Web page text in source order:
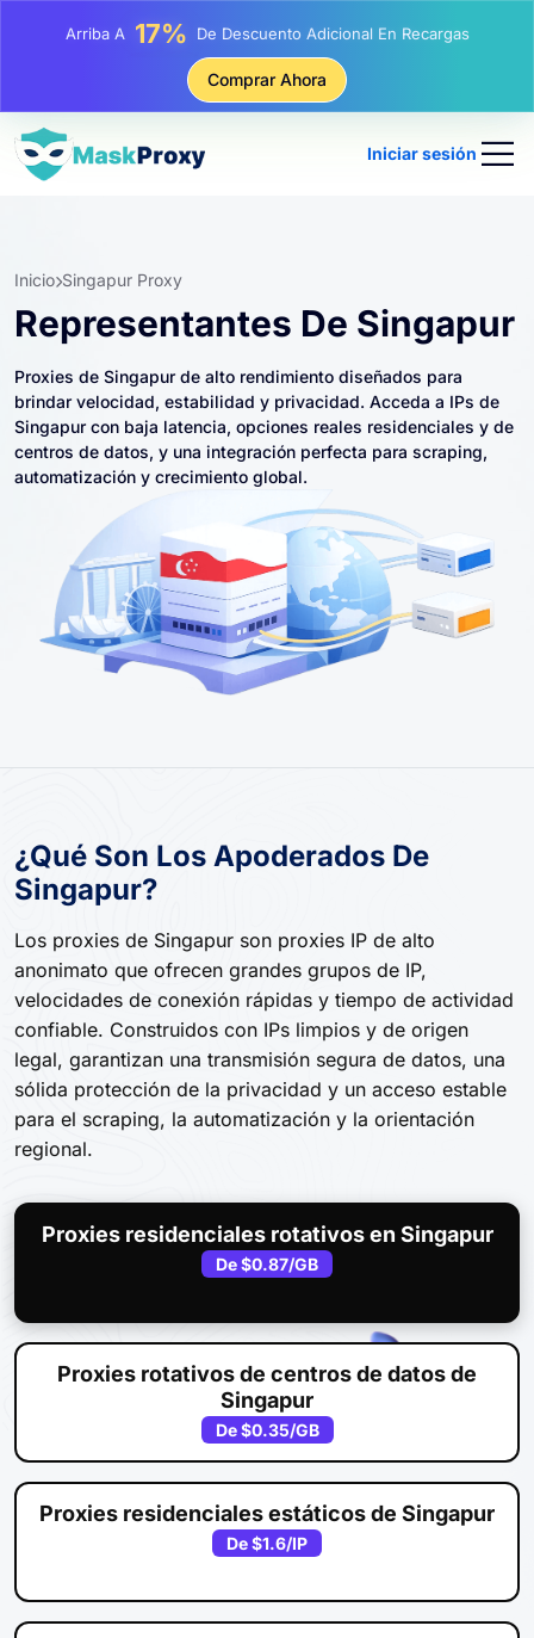
Arriba A 25% Descuento En Compras Estáticas IP
81% Descuento En Compras Rotativas IP
Comprar Ahora
Iniciar sesión
Inicio Singapur Proxy
Representantes De Singapur
Proxies de Singapur de alto rendimiento diseñados para
brindar velocidad, estabilidad y privacidad. Acceda a IPs de
Singapur con baja latencia, opciones reales residenciales y de
centros de datos, y una integración perfecta para scraping,
automatización y crecimiento global.
¿Qué Son Los Apoderados De
Singapur?
Los proxies de Singapur son proxies IP de alto
anonimato que ofrecen grandes grupos de IP,
velocidades de conexión rápidas y tiempo de actividad
confiable. Construidos con IPs limpios y de origen
legal, garantizan una transmisión segura de datos, una
sólida protección de la privacidad y un acceso estable
para el scraping, la automatización y la orientación
regional.
Proxies residenciales rotativos en Singapur
De$0.87/GB
Proxies rotativos de centros de datos de
Singapur
De$0.35/GB
Proxies residenciales estáticos de Singapur
De$1.6/IP